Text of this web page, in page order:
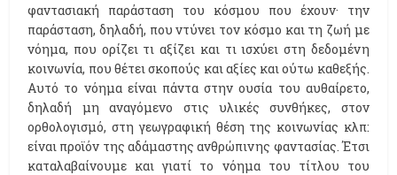
φαντασιακή παράσταση του κόσμου που έχουν· την
παράσταση, δηλαδή, που ντύνει τον κόσμο και τη ζωή με
νόημα, που ορίζει τι αξίζει και τι ισχύει στη δεδομένη
κοινωνία, που θέτει σκοπούς και αξίες και ούτω καθεξής.
Αυτό το νόημα είναι πάντα στην ουσία του αυθαίρετο,
δηλαδή μη αναγόμενο στις υλικές συνθήκες, στον
ορθολογισμό, στη γεωγραφική θέση της κοινωνίας κλπ:
είναι προϊόν της αδάμαστης ανθρώπινης φαντασίας. Έτσι
καταλαβαίνουμε και γιατί το νόημα του τίτλου του